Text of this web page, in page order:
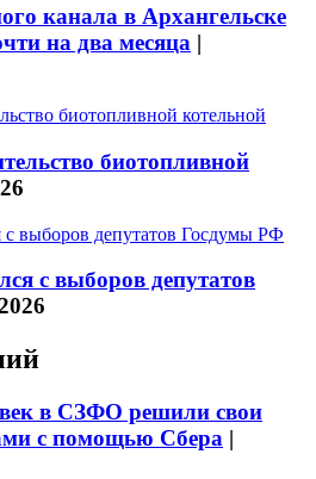
канала в Архангельске
на два месяца |
биотопливной
с выборов депутатов
в СЗФО решили свои
с помощью Сбера |